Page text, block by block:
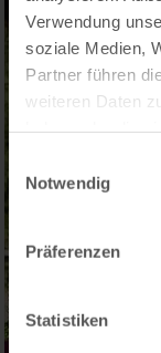
Verwendung
soziale Medien,
Partner führen
weiteren Daten
Notwendig
Präferenzen
Statistiken